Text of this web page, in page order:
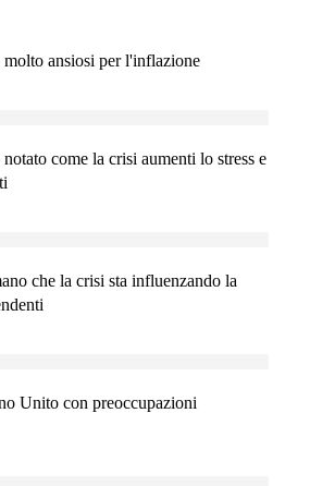
ansiosi per l'inflazione
come la crisi aumenti lo stress e
che la crisi sta influenzando la
Unito con preoccupazioni